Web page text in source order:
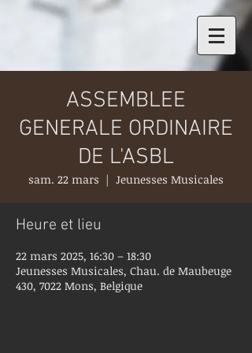
ASSEMBLEE
GENERALE ORDINAIRE
DE L'ASBL
sam. 22 mars
  |
Jeunesses Musicales
Heure et lieu
22 mars 2025, 16:30 – 18:30
Jeunesses Musicales, Chau. de Maubeuge
430, 7022 Mons, Belgique